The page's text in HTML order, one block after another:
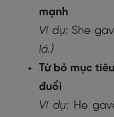
mạnh
Ví dụ: She
lá.)
Từ bỏ mục
đuổi
Ví dụ: He